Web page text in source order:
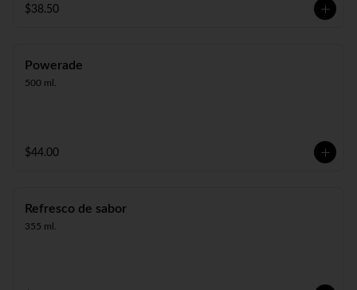
$38.50
Powerade
500 ml.
$44.00
Refresco de sabor
355 ml.